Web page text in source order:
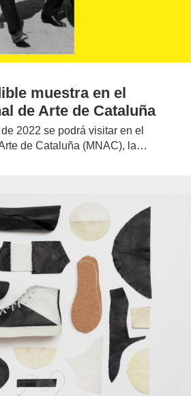
muestra en el
de Arte de Cataluña
2022 se podrá visitar en el
de Cataluña (MNAC), la…